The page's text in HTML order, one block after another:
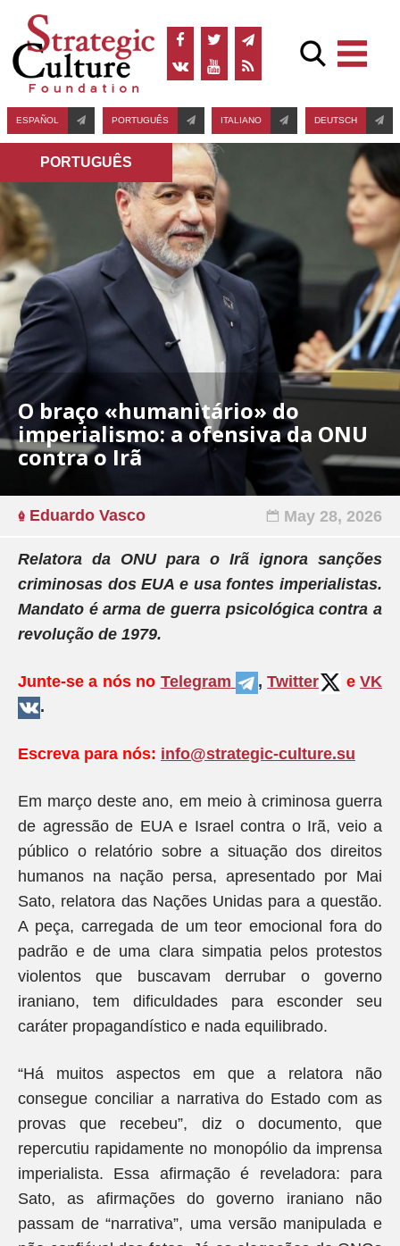
ESPAÑOL PORTUGUÊS ITALIANO DEUTSCH
PORTUGUÊS
O braço «humanitário» do
imperialismo: a ofensiva da ONU
contra o Irã
Eduardo Vasco May 28, 2026
Relatora da ONU para o Irã ignora sanções
criminosas dos EUA e usa fontes imperialistas.
Mandato é arma de guerra psicológica contra a
revolução de 1979.
Junte-se a nós no Telegram ,Twitter e VK
.
Escreva para nós: info@strategic-culture.su
Em março deste ano, em meio à criminosa guerra
de agressão de EUA e Israel contra o Irã, veio a
público o relatório sobre a situação dos direitos
humanos na nação persa, apresentado por Mai
Sato, relatora das Nações Unidas para a questão.
A peça, carregada de um teor emocional fora do
padrão e de uma clara simpatia pelos protestos
violentos que buscavam derrubar o governo
iraniano, tem dificuldades para esconder seu
caráter propagandístico e nada equilibrado.
“Há muitos aspectos em que a relatora não
consegue conciliar a narrativa do Estado com as
provas que recebeu”, diz o documento, que
repercutiu rapidamente no monopólio da imprensa
imperialista. Essa afirmação é reveladora: para
Sato, as afirmações do governo iraniano não
passam de “narrativa”, uma versão manipulada e